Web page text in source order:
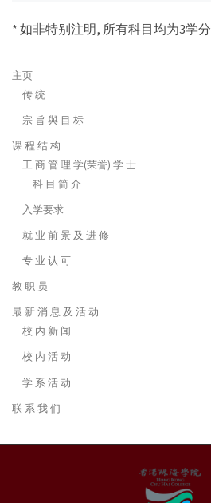
* 如非特别注明, 所有科目均为3学分
主页
传 统
宗 旨 與 目 标
课 程 结 构
工 商 管 理 学(荣誉) 学 士
科 目 简 介
入学要求
就 业 前 景 及 进 修
专 业 认 可
教 职 员
最 新 消 息 及 活 动
校 内 新 闻
校 内 活 动
学 系 活 动
联 系 我 们